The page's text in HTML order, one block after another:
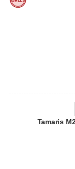
Tamaris